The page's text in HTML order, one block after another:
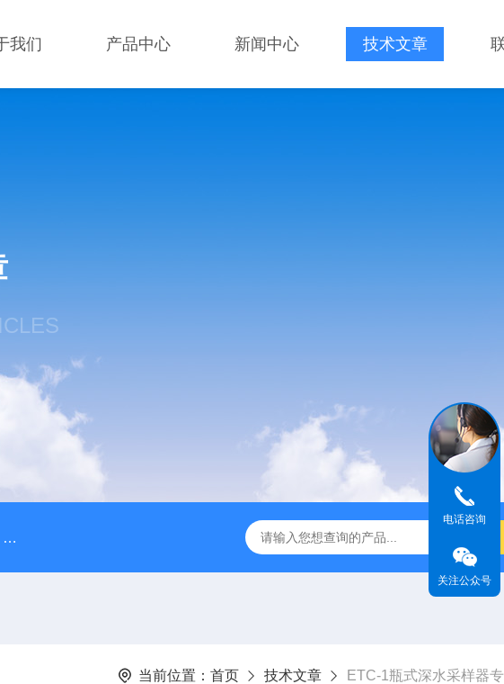
我们 产品中心 新闻中心 技术文章
HZQ-2水浴全温振荡器 THZ-82A气浴恒温振荡器价格
当前位置： 首页 技术文章 ETC-1瓶式深水采样器
电话咨询
关注公众号